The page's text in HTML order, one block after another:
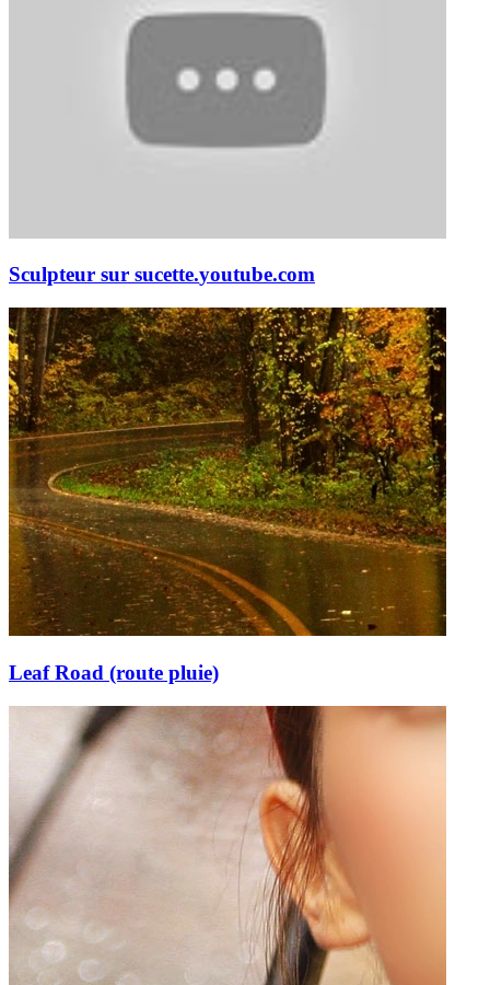
Sculpteur sur sucette.youtube.com
Leaf Road (route pluie)